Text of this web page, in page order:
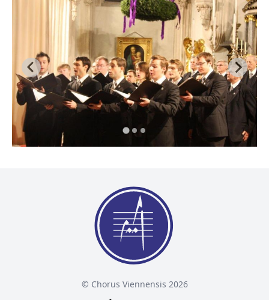
© Chorus Viennensis 2026